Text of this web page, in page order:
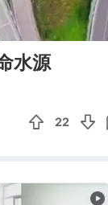
03:31
水源
22